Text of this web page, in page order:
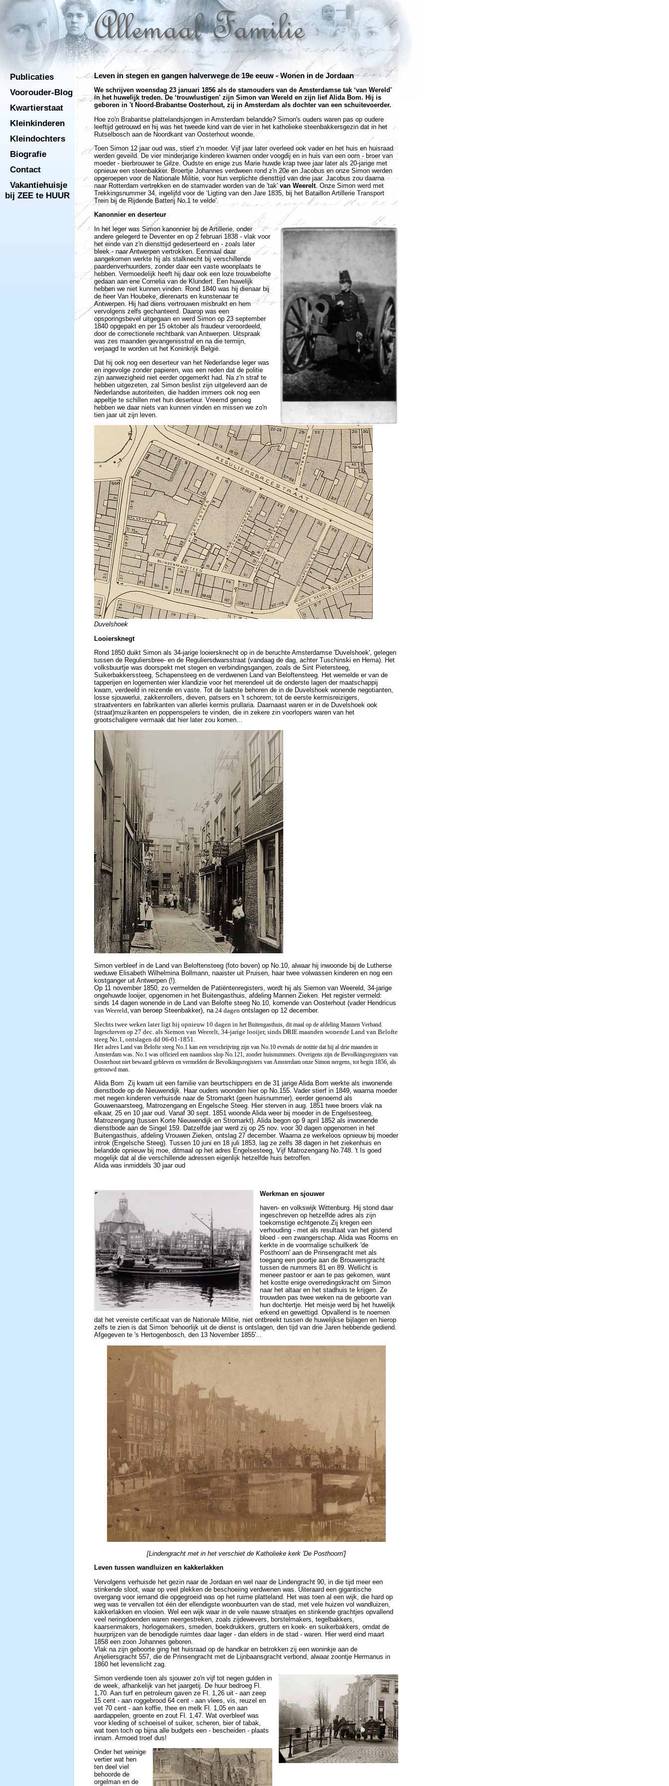
Publicaties
Voorouder-Blog
Kwartierstaat
Kleinkinderen
Kleindochters
Biografie
Contact
Vakantiehuisje
bij ZEE te HUUR
Leven in stegen en gangen halverwege de 19e eeuw - Wonen in de Jordaan
We schrijven woensdag 23 januari 1856 als de stamouders van de Amsterdamse tak ‘van Wereld'
in het huwelijk treden. De ‘trouwlustigen' zijn Simon van Wereld en zijn lief Alida Bom. Hij is
geboren in 't Noord-BrabantseOosterhout, zij in Amsterdam als dochter van een schuitevoerder.
Hoe zo'n Brabantse plattelandsjongen in Amsterdam belandde? Simon's ouders waren pas op oudere
leeftijd getrouwd en hij was het tweede kind van de vier in het katholieke steenbakkersgezin dat in het
Rutselbosch aan de Noordkant van Oosterhout woonde.
Toen Simon 12 jaar oud was, stierf z'n moeder. Vijf jaar later overleed ook vader en het huis en huisraad
werden geveild. De vier minderjarige kinderen kwamen onder voogdij en in huis van een oom - broer van
moeder - bierbrouwer te Gilze. Oudste en enige zus Marie huwde krap twee jaar later als 20-jarige met
opnieuw een steenbakker. Broertje Johannes verdween rond z'n 20e en Jacobus en onze Simon werden
opgeroepen voor de Nationale Militie, voor hun verplichte diensttijd van drie jaar. Jacobus zou daarna
naar Rotterdam vertrekken en de stamvader worden van de 'tak'van Weerelt. Onze Simon werd met
Trekkingsnummer 34, ingelijfd voor de ‘Ligting van den Jare 1835, bij het Bataillon Artillerie Transport
Trein bij de Rijdende Batterij No.1 te velde'.
Kanonnier en deserteur
In het leger was Simon kanonnier bij de Artillerie, onder
andere gelegerd te Deventer en op 2 februari 1838 - vlak voor
het einde van z'n diensttijd gedeserteerd en - zoals later
bleek - naar Antwerpen vertrokken. Eenmaal daar
aangekomen werkte hij als stalknecht bij verschillende
paardenverhuurders, zonder daar een vaste woonplaats te
hebben. Vermoedelijk heeft hij daar ook een loze trouwbelofte
gedaan aan ene Cornelia van de Klundert. Een huwelijk
hebben we niet kunnen vinden. Rond 1840 was hij dienaar bij
de heer Van Houbeke, dierenarts en kunstenaar te
Antwerpen. Hij had diens vertrouwen misbruikt en hem
vervolgens zelfs gechanteerd. Daarop was een
opsporingsbevel uitgegaan en werd Simon op 23 september
1840 opgepakt en per 15 oktober als fraudeur veroordeeld,
door de correctionele rechtbank van Antwerpen. Uitspraak
was zes maanden gevangenisstraf en na die termijn,
verjaagd te worden uit het Koninkrijk België.
Dat hij ook nog een deserteur van het Nederlandse leger was
en ingevolge zonder papieren, was een reden dat de politie
zijn aanwezigheid niet eerder opgemerkt had. Na z'n straf te
hebben uitgezeten, zal Simon beslist zijn uitgeleverd aan de
Nederlandse autoriteiten, die hadden immers ook nog een
appeltje te schillen met hun deserteur. Vreemd genoeg
hebben we daar niets van kunnen vinden en missen we zo'n
tien jaar uit zijn leven.
Duvelshoek
Looiersknegt
Rond 1850 duikt Simon als 34-jarige looiersknecht op in de beruchte Amsterdamse 'Duvelshoek', gelegen
tussen de Reguliersbree- en de Reguliersdwarsstraat (vandaag de dag, achter Tuschinski en Hema). Het
volksbuurtje was doorspekt met stegen en verbindingsgangen, zoals de Sint Pietersteeg,
Suikerbakkerssteeg, Schapensteeg en de verdwenen Land van Beloftensteeg. Het wemelde er van de
tapperijen en logementen wier klandizie voor het merendeel uit de onderste lagen der maatschappij
kwam, verdeeld in reizende en vaste. Tot de laatste behoren de in de Duvelshoek wonende negotianten,
losse sjouwerlui, zakkenrollers, dieven, patsers en 't schorem; tot de eerste kermisreizigers,
straatventers en fabrikanten van allerlei kermis prullaria.
Daarnaast waren er in de Duvelshoek ook
(straat)muzikanten en poppenspelers te vinden, die in zekere zin voorlopers waren van het
grootschaligere vermaak dat hier later zou komen...
Simon verbleef in de Land van Beloftensteeg (foto boven) op No.10, alwaar hij inwoonde bij de Lutherse
weduwe Elisabeth Wilhelmina Bollmann, naaister uit Pruisen, haar twee volwassen kinderen en nog een
kostganger uit Antwerpen (!).
Op 11 november 1850, zo vermelden de Patiëntenregisters, wordt hij als Siemon van Weereld, 34-jarige
ongehuwde looijer, opgenomen in het Buitengasthuis, afdeling Mannen Zieken. Het register vermeld:
sinds 14 dagen wonende in de Land van Belofte steeg No.10, komende van Oosterhout (vader Hendricus
van Weereld, van beroep Steenbakker), na 24 dagen ontslagen op 12 december.
Slechts twee weken later ligt hij opnieuw 10 dagen in het Buitengasthuis, dit maal op de afdeling Mannen Verband.
Ingeschreven op 27 dec. als Siemon van Weerelt, 34-jarige looijer, sinds DRIE maanden wonende Land van Belofte
steeg No.1, ontslagen dd 06-01-1851.
Het adres Land van Belofte steeg No.1 kan een verschrijving zijn van No.10 evenals de notitie dat hij al drie maanden in
Amsterdam was. No.1 was officieel een naamloos slop No.121, zonder huisnummers. Overigens zijn de Bevolkingsregisters van
Oosterhout niet bewaard gebleven en vermelden de Bevolkingsregisters van Amsterdam onze Simon nergens, tot begin 1856, als
getrouwd man.
Alida Bom Zij kwam uit een familie van beurtschippers en de 31 jarige Alida Bom werkte als inwonende
dienstbode op de Nieuwendijk. Haar ouders woonden hier op No.155. Vader stierf in 1849, waarna moeder
met negen kinderen verhuisde naar de Stromarkt (geen huisnummer), eerder genoemd als
Gouwenaarsteeg, Matrozengang en Engelsche Steeg. Hier sterven in aug. 1851 twee broers vlak na
elkaar, 25 en 10 jaar oud. Vanaf 30 sept. 1851 woonde Alida weer bij moeder in de Engelsesteeg,
Matrozengang (tussen Korte Nieuwendijk en Stromarkt). Alida begon op 9 april 1852 als inwonende
dienstbode aan de Singel 159. Datzelfde jaar werd zij op 25 nov. voor 30 dagen opgenomen in het
Buitengasthuis, afdeling Vrouwen Zieken, ontslag 27 december. Waarna ze werkeloos opnieuw bij moeder
introk (Engelsche Steeg). Tussen 10 juni en 18 juli 1853, lag ze zelfs 38 dagen in het ziekenhuis en
belandde opnieuw bij moe, ditmaal op het adres Engelsesteeg, Vijf Matrozengang No.748. 't Is goed
mogelijk dat al die verschillende adressen eigenlijk hetzelfde huis betroffen.
Alida was inmiddels 30 jaar oud
Werkman en sjouwer
haven- en volkswijk Wittenburg. Hij stond daar
ingeschreven op hetzelfde adres als zijn
toekomstige echtgenote.Zij kregen een
verhouding - met als resultaat van het gistend
bloed - een zwangerschap. Alida was Rooms en
kerkte in de voormalige schuilkerk 'de
Posthoorn' aan de Prinsengracht met als
toegang een poortje aan de Brouwersgracht
tussen de nummers 81 en 89. Wellicht is
meneer pastoor er aan te pas gekomen, want
het kostte enige overredingskracht om Simon
naar het altaar en het stadhuis te krijgen. Ze
trouwden pas twee weken na de geboorte van
hun dochtertje. Het meisje werd bij het huwelijk
erkend en gewettigd. Opvallend is te noemen
dat het vereiste certificaat van de Nationale Militie, niet ontbreekt tussen de huwelijkse bijlagen en hierop
zelfs te zien is dat Simon ‘behoorlijk uit de dienst is ontslagen, den tijd van drie Jaren hebbende gediend.
Afgegeven te 's Hertogenbosch, den 13 November 1855'...
[Lindengracht met in het verschiet de Katholieke kerk 'De Posthoorn']
Leven tussen wandluizen en kakkerlakken
Vervolgens verhuisde het gezin naar de Jordaan en wel naar de Lindengracht 90, in die tijd meer een
stinkende sloot, waar op veel plekken de beschoeiing verdwenen was. Uiteraard een gigantische
overgang voor iemand die opgegroeid was op het ruime platteland. Het was toen al een wijk, die hard op
weg was te vervallen tot één der ellendigste woonbuurten van de stad, met vele huizen vol wandluizen,
kakkerlakken en vlooien. Wel een wijk waar in de vele nauwe straatjes en stinkende grachtjes opvallend
veel neringdoenden waren neergestreken, zoals zijdewevers, borstelmakers, tegelbakkers,
kaarsenmakers, horlogemakers, smeden, boekdrukkers, grutters en koek- en suikerbakkers, omdat de
huurprijzen van de benodigde ruimtes daar lager - dan elders in de stad - waren. Hier werd eind maart
1858 een zoon Johannes geboren.
Vlak na zijn geboorte ging het huisraad op de handkar en betrokken zij een woninkje aan de
Anjeliersgracht 557, die de Prinsengracht met de Lijnbaansgracht verbond, alwaar zoontje Hermanus in
1860 het levenslicht zag.
Simon verdiende toen als sjouwer zo'n vijf tot negen gulden in
de week, afhankelijk van het jaargetij. De huur bedroeg Fl.
1,70. Aan turf en petroleum gaven ze Fl. 1,26 uit - aan zeep
15 cent - aan roggebrood 64 cent - aan vlees, vis, reuzel en
vet 70 cent - aan koffie, thee en melk Fl. 1,05 en aan
aardappelen, groente en zout Fl. 1,47. Wat overbleef was
voor kleding of schoeisel of suiker, scheren, bier of tabak,
wat toen toch op bijna alle budgets een - bescheiden - plaats
innam. Armoed troef dus!
Onder het weinige
vertier wat hen
ten deel viel
behoorde de
orgelman en de